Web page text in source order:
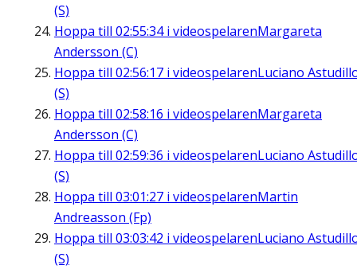
(S)
Hoppa till 02:55:34i videospelarenMargareta
Andersson (C)
Hoppa till 02:56:17 i videospelarenLuciano
(S)
Hoppa till 02:58:16 i videospelarenMargareta
Andersson (C)
Hoppa till 02:59:36 i videospelarenLuciano
(S)
Hoppa till 03:01:27 i videospelarenMartin
Andreasson (Fp)
Hoppa till 03:03:42 i videospelarenLuciano
(S)